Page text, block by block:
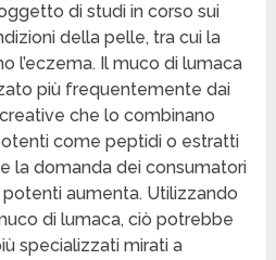
di studi in corso sui
della pelle, tra cui la
l’eczema. Il muco di lumaca
più frequentemente dai
che lo combinano
come peptidi o estratti
la domanda dei consumatori
aumenta. Utilizzando
di lumaca, ciò potrebbe
specializzati mirati a